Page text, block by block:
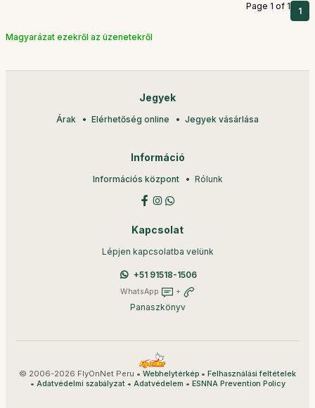
Page 1 of 1 1
Magyarázat ezekről az üzenetekről
Jegyek
Árak Elérhetőség online Jegyek vásárlása
Információ
Információs központ Rólunk
Kapcsolat
Lépjen kapcsolatba velünk
+51 91518-1506
WhatsApp +
Panaszkönyv
© 2006-2026 FlyOnNet Peru • Webhelytérkép • Felhasználási feltételek
• Adatvédelmi szabályzat• Adatvédelem • ESNNA Prevention Policy